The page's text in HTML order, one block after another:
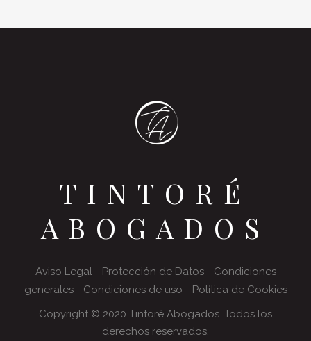
TINTORÉ
ABOGADOS
Aviso Legal- Protección de Datos- Condiciones
generales- Condiciones de uso - Política de Cookies
Copyright © 2020 Tintoré Abogados. Todos los
derechos reservados.